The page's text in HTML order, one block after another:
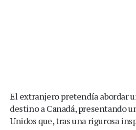
El extranjero pretendía abordar
destino a Canadá, presentando
Unidos que, tras una rigurosa